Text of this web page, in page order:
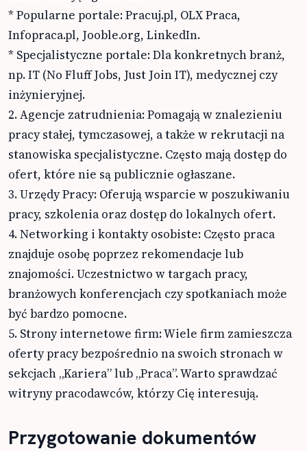
* Popularne portale: Pracuj.pl, OLX Praca,
Infopraca.pl, Jooble.org, LinkedIn.
* Specjalistyczne portale: Dla konkretnych branż,
np. IT (No Fluff Jobs, Just Join IT), medycznej czy
inżynieryjnej.
2. Agencje zatrudnienia: Pomagają w znalezieniu
pracy stałej, tymczasowej, a także w rekrutacji na
stanowiska specjalistyczne. Często mają dostęp do
ofert, które nie są publicznie ogłaszane.
3. Urzędy Pracy: Oferują wsparcie w poszukiwaniu
pracy, szkolenia oraz dostęp do lokalnych ofert.
4. Networking i kontakty osobiste: Często praca
znajduje osobę poprzez rekomendacje lub
znajomości. Uczestnictwo w targach pracy,
branżowych konferencjach czy spotkaniach może
być bardzo pomocne.
5. Strony internetowe firm: Wiele firm zamieszcza
oferty pracy bezpośrednio na swoich stronach w
sekcjach „Kariera” lub „Praca”. Warto sprawdzać
witryny pracodawców, którzy Cię interesują.
Przygotowanie dokumentów